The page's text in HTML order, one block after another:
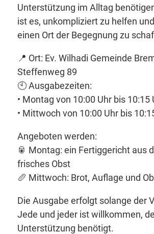
Unterstützung im Alltag
ist es, unkompliziert zu helfen
einen Ort der Begegnung zu
📍 Ort: Ev. Wilhadi Gemeinde
Steffenweg 89
🕙 Ausgabezeiten:
• Montag von 10:00 Uhr bis 10:15
• Mittwoch von 10:00 Uhr bis
Angeboten werden:
🥫 Montag: ein Fertiggericht aus
frisches Obst
🥖 Mittwoch: Brot, Auflage und
Die Ausgabe erfolgt solange der
Jede und jeder ist willkommen,
Unterstützung benötigt.